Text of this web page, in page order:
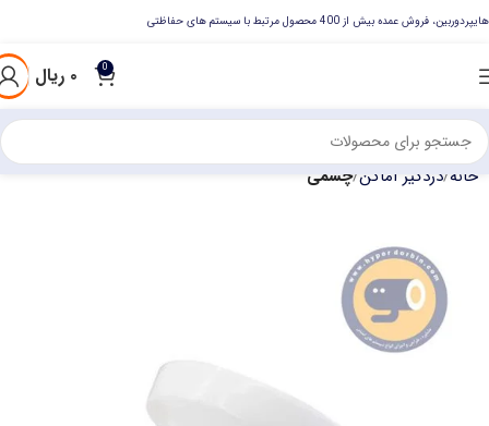
هایپردوربین، فروش عمده بیش از 400 محصول مرتبط با سیستم های حفاظتی
0 ۰ ریال
خانه دزدگیر اماکن چشمی